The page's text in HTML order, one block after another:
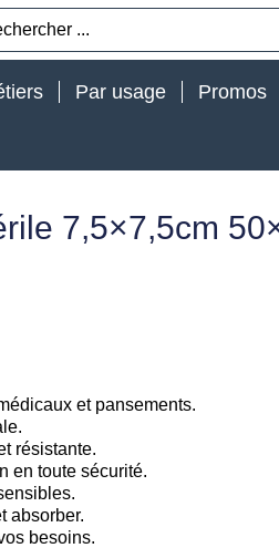
Par usage Promos
7,5×7,5cm
et pansements.
résistante.
en toute sécurité.
absorber.
besoins.